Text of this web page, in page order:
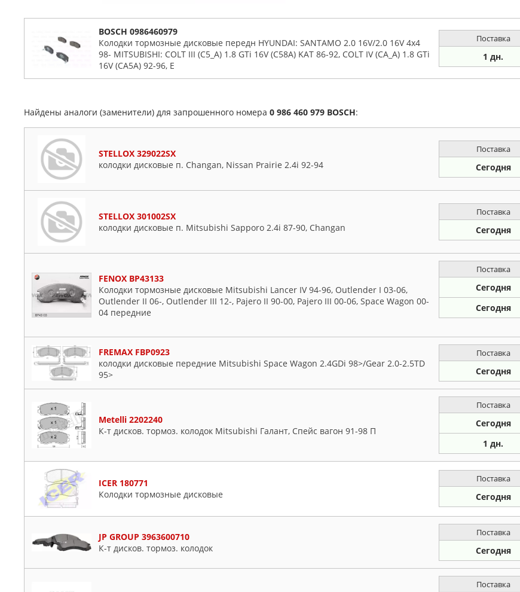
BOSCH 0986460979
Колодки тормозные дисковые передн HYUNDAI: SANTAMO 2.0 16V/2.0 16V 4x4
98- MITSUBISHI: COLT III (C5_A) 1.8 GTi 16V (C58A) KAT 86-92, COLT IV (CA_A) 1.8 GTi
16V (CA5A) 92-96, E
Поставка
1 дн.
Найдены аналоги (заменители) для запрошенного номера 0 986 460 979 BOSCH:
STELLOX 329022SX
колодки дисковые п. Changan, Nissan Prairie 2.4i 92-94
Поставка
Сегодня
STELLOX 301002SX
колодки дисковые п. Mitsubishi Sapporo 2.4i 87-90, Changan
Поставка
Сегодня
FENOX BP43133
Колодки тормозные дисковые Mitsubishi Lancer IV 94-96, Outlender I 03-06,
Outlender II 06-, Outlender III 12-, Pajero II 90-00, Pajero III 00-06, Space Wagon 00-
04 передние
Поставка
Сегодня
Сегодня
FREMAX FBP0923
колодки дисковые передние Mitsubishi Space Wagon 2.4GDi 98>/Gear 2.0-2.5TD
95>
Поставка
Сегодня
Metelli 2202240
К-т дисков. тормоз. колодок Mitsubishi Галант, Спейс вагон 91-98 П
Поставка
Сегодня
1 дн.
ICER 180771
Колодки тормозные дисковые
Поставка
Сегодня
JP GROUP 3963600710
К-т дисков. тормоз. колодок
Поставка
Сегодня
Поставка